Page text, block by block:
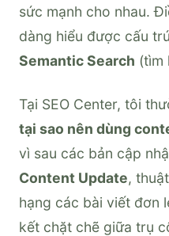
sức mạnh cho nhau.
dàng hiểu được cấu
Semantic Search (tìm
Tại SEO Center, tôi
tại sao nên dùng
vì sau các bản cập
Content Update,
hạng các bài viết đơn
kết chặt chẽ giữa trụ